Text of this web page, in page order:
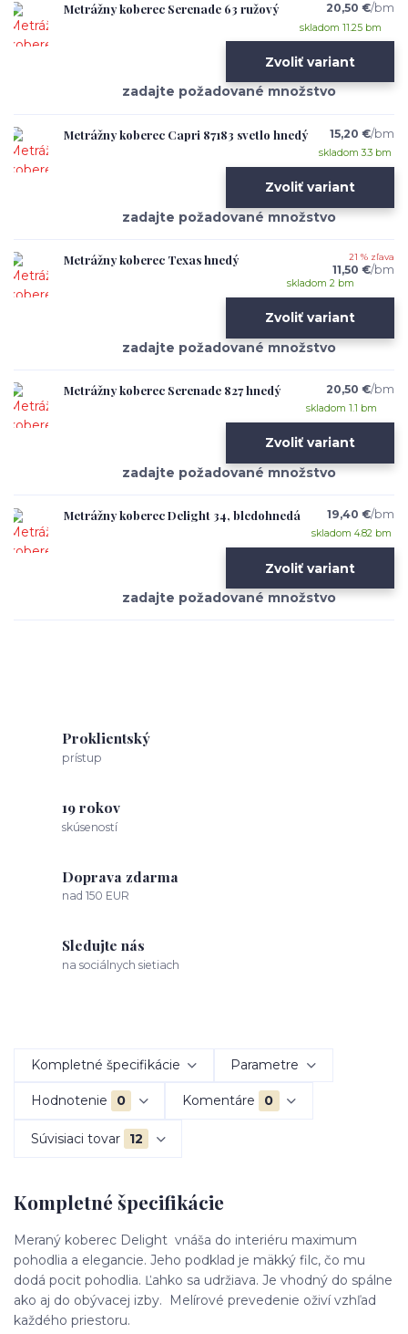
Metrážny koberec Serenade 63 ružový 20,50 €/bm
skladom 11.25 bm
Zvoliť variant
Metrážny koberec Capri 87183 svetlo hnedý 15,20 €/bm
skladom 3.3 bm
Zvoliť variant
Metrážny koberec Texas hnedý 21 % zľava
11,50 €/bm
skladom 2 bm
Zvoliť variant
Metrážny koberec Serenade 827 hnedý 20,50 €/bm
skladom 1.1 bm
Zvoliť variant
Metrážny koberec Delight 34, bledohnedá 19,40 €/bm
skladom 4.82 bm
Zvoliť variant
Proklientský
prístup
19 rokov
skúseností
Doprava zdarma
nad 150 EUR
Sledujte nás
na sociálnych sietiach
Kompletné špecifikácie Parametre
Hodnotenie 0 Komentáre 0
Súvisiaci tovar 12
Kompletné špecifikácie
Meraný koberec Delight vnáša do interiéru maximum
pohodlia a elegancie. Jeho podklad je mäkký filc, čo mu
dodá pocit pohodlia. Ľahko sa udržiava. Je vhodný do spálne
ako aj do obývacej izby. Melírové prevedenie oživí vzhľad
každého priestoru.